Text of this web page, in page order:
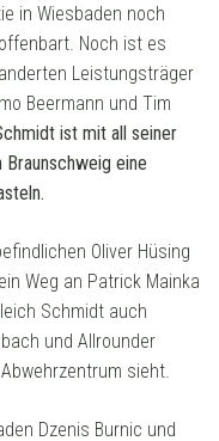
in Wiesbaden noch
Noch ist es
Leistungsträger
Beermann und Tim
ist mit all seiner
Braunschweig eine
Oliver Hüsing
Weg an Patrick Mainka
Schmidt auch
und Allrounder
sieht.
Dzenis Burnic und